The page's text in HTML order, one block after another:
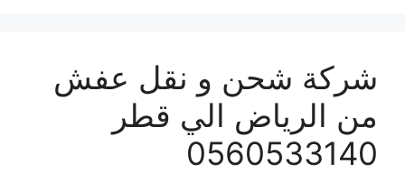
شركة شحن و نقل عفش
من الرياض الي قطر
0560533140